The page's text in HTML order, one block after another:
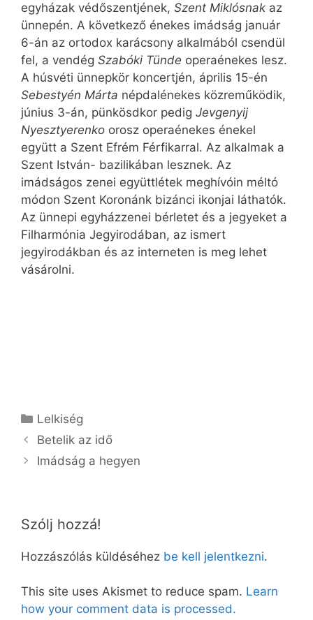
egyházak védőszentjének, Szent Miklósnak az
ünnepén. A következő énekes imádság január
6-án az ortodox karácsony alkalmából csendül
fel, a vendég Szabóki Tünde operaénekes lesz.
A húsvéti ünnepkör koncertjén, április 15-én
Sebestyén Márta népdalénekes közreműködik,
június 3-án, pünkösdkor pedig Jevgenyij
Nyesztyerenko orosz operaénekes énekel
együtt a Szent Efrém Férfikarral. Az alkalmak a
Szent István- bazilikában lesznek. Az
imádságos zenei együttlétek meghívóin méltó
módon Szent Koronánk bizánci ikonjai láthatók.
Az ünnepi egyházzenei bérletet és a jegyeket a
Filharmónia Jegyirodában, az ismert
jegyirodákban és az interneten is meg lehet
vásárolni.
Kategória
Lelkiség
Betelik az idő
Imádság a hegyen
Szólj hozzá!
Hozzászólás küldéséhez be kell jelentkezni.
This site uses Akismet to reduce spam. Learn
how your comment data is processed.